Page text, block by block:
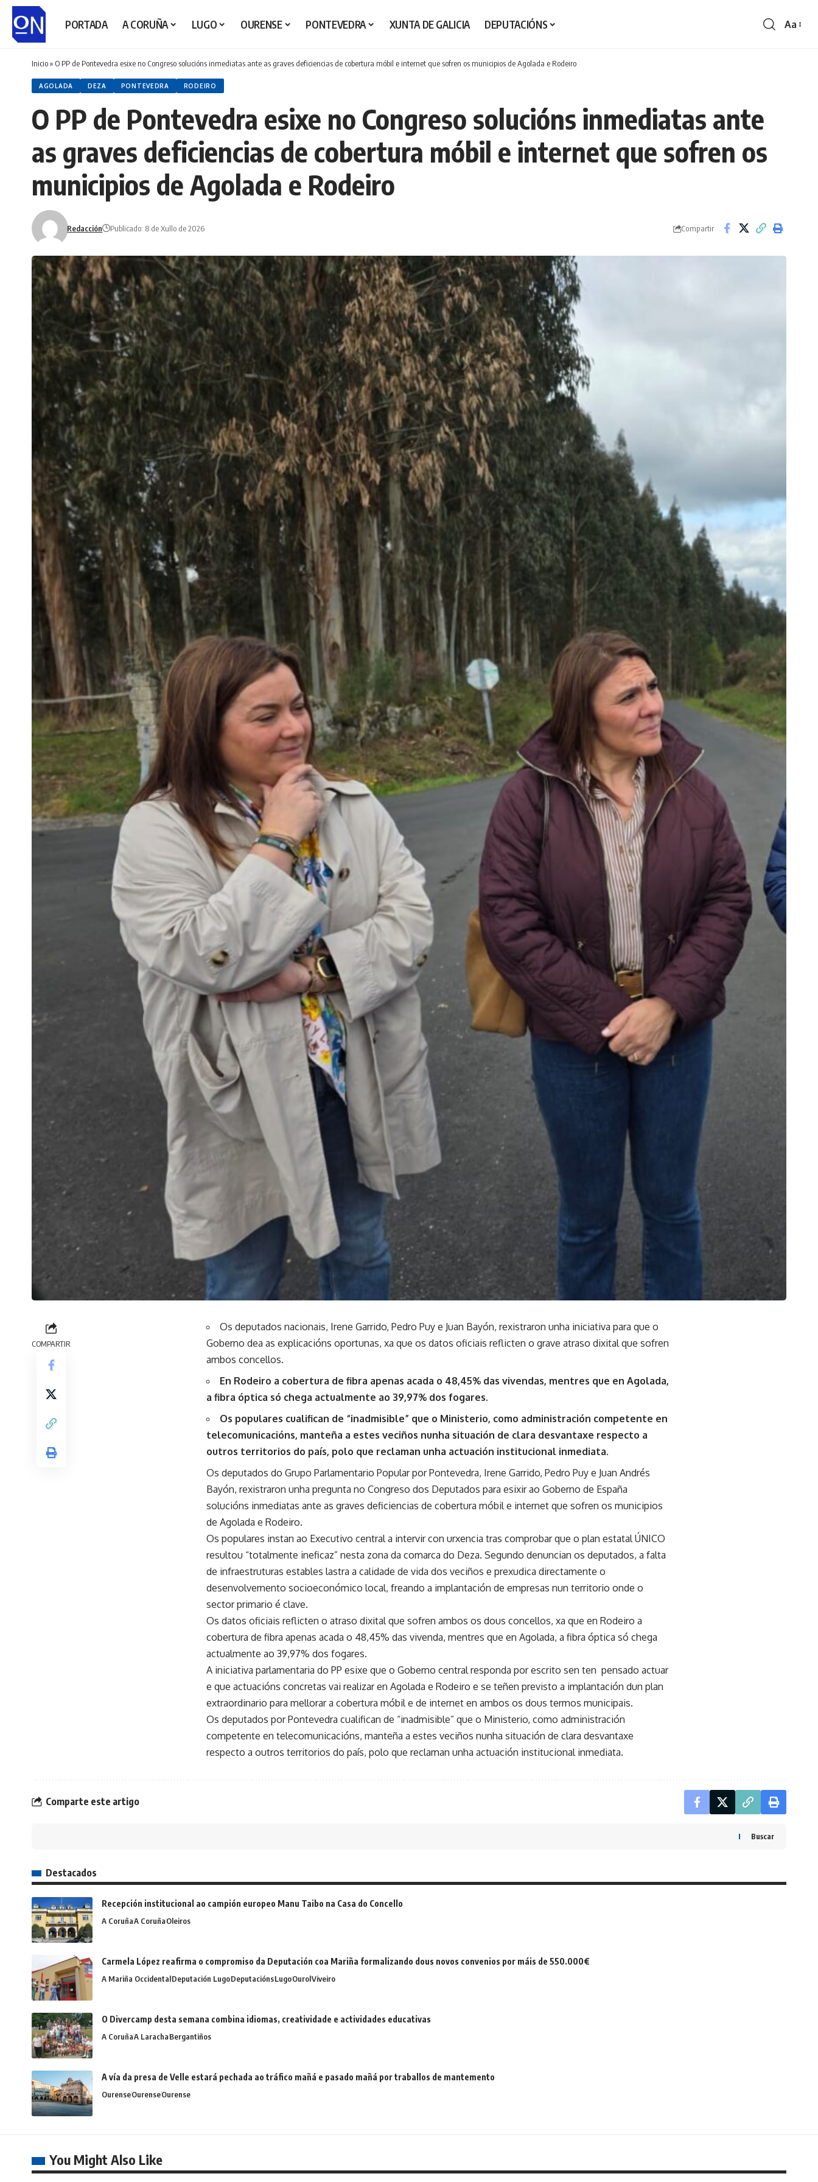
PORTADA A CORUÑA LUGO OURENSE PONTEVEDRA XUNTA DE GALICIA DEPUTACIÓNS Aa
Inicio» O PP de Pontevedra esixe no Congreso solucións inmediatas ante as graves deficiencias de cobertura móbil e internet que sofren os municipios de Agolada e Rodeiro
AGOLADA DEZA PONTEVEDRA RODEIRO
O PP de Pontevedra esixe no Congreso solucións inmediatas ante
as graves deficiencias de cobertura móbil e internet que sofren os
municipios de Agolada e Rodeiro
Redacción Publicado: 8 de Xullo de 2026 Compartir
COMPARTIR
Os deputados nacionais, Irene Garrido, Pedro Puy e Juan Bayón, rexistraron unha iniciativa para que o
Goberno dea as explicacións oportunas, xa que os datos oficiais reflicten o grave atraso dixital que sofren
ambos concellos.
En Rodeiro a cobertura de fibra apenas acada o 48,45% das vivendas, mentres que en Agolada,
a fibra óptica só chega actualmente ao 39,97% dos fogares.
Os populares cualifican de “inadmisible” que o Ministerio, como administración competente en
telecomunicacións, manteña a estes veciños nunha situación de clara desvantaxe respecto a
outros territorios do país, polo que reclaman unha actuación institucional inmediata.
Os deputados do Grupo Parlamentario Popular por Pontevedra, Irene Garrido, Pedro Puy e Juan Andrés
Bayón, rexistraron unha pregunta no Congreso dos Deputados para esixir ao Goberno de España
solucións inmediatas ante as graves deficiencias de cobertura móbil e internet que sofren os municipios
de Agolada e Rodeiro.
Os populares instan ao Executivo central a intervir con urxencia tras comprobar que o plan estatal ÚNICO
resultou “totalmente ineficaz” nesta zona da comarca do Deza. Segundo denuncian os deputados, a falta
de infraestruturas estables lastra a calidade de vida dos veciños e prexudica directamente o
desenvolvemento socioeconómico local, freando a implantación de empresas nun territorio onde o
sector primario é clave.
Os datos oficiais reflicten o atraso dixital que sofren ambos os dous concellos, xa que en Rodeiro a
cobertura de fibra apenas acada o 48,45% das vivenda, mentres que en Agolada, a fibra óptica só chega
actualmente ao 39,97% dos fogares.
A iniciativa parlamentaria do PP esixe que o Goberno central responda por escrito sen ten pensado actuar
e que actuacións concretas vai realizar en Agolada e Rodeiro e se teñen previsto a implantación dun plan
extraordinario para mellorar a cobertura móbil e de internet en ambos os dous termos municipais.
Os deputados por Pontevedra cualifican de “inadmisible” que o Ministerio, como administración
competente en telecomunicacións, manteña a estes veciños nunha situación de clara desvantaxe
respecto a outros territorios do país, polo que reclaman unha actuación institucional inmediata.
Comparte este artigo
Buscar
Destacados
Recepción institucional ao campión europeo Manu Taibo na Casa do Concello
A CoruñaA CoruñaOleiros
Carmela López reafirma o compromiso da Deputación coa Mariña formalizando dous novos convenios por máis de 550.000€
A Mariña OccidentalDeputación LugoDeputaciónsLugoOurolViveiro
O Divercamp desta semana combina idiomas, creatividade e actividades educativas
A CoruñaA LarachaBergantiños
A vía da presa de Velle estará pechada ao tráfico mañá e pasado mañá por traballos de mantemento
OurenseOurenseOurense
You Might Also Like